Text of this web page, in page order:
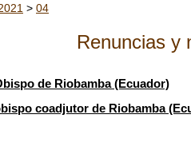
> 04
Renuncias y
de Riobamba (Ecuador)
coadjutor de Riobamba